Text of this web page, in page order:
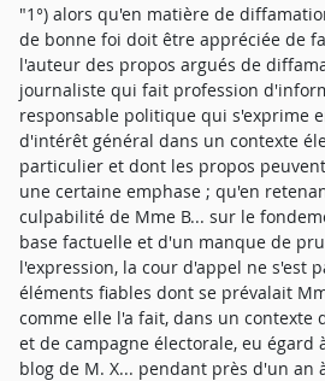
"1°) alors qu'en matière de
de bonne foi doit être appréciée de
l'auteur des propos argués de
journaliste qui fait profession
responsable politique qui s'exprime
d'intérêt général dans un contexte
particulier et dont les propos
une certaine emphase ; qu'en
culpabilité de Mme B... sur le
base factuelle et d'un manque de
l'expression, la cour d'appel ne s'est
éléments fiables dont se prévalait
comme elle l'a fait, dans un
et de campagne électorale, eu égard
blog de M. X... pendant près d'un an